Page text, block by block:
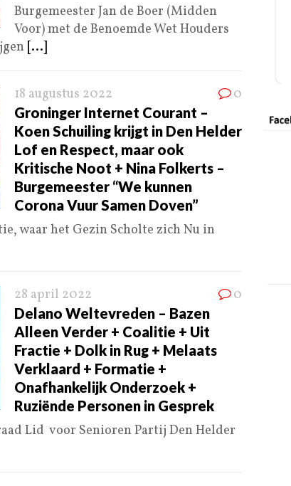
Burgemeester Jan de Boer (Midden
Voor) met de Benoemde Wet Houders
[...]
18 augustus 2022 0
Groninger Internet Courant –
Koen Schuiling krijgt in Den Helder
Lof en Respect, maar ook
Kritische Noot + Nina Folkerts –
Burgemeester “We kunnen
Corona Vuur Samen Doven”
waar het Gezin Scholte zich Nu in
28 april 2022 0
Delano Weltevreden – Bazen
Alleen Verder + Coalitie + Uit
Fractie + Dolk in Rug + Melaats
Verklaard + Formatie +
Onafhankelijk Onderzoek +
Ruziënde Personen in Gesprek
Lid voor Senioren Partij Den Helder